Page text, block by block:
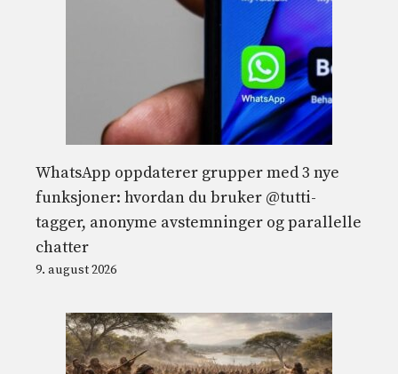
WhatsApp oppdaterer grupper med 3 nye
funksjoner: hvordan du bruker @tutti-
tagger, anonyme avstemninger og parallelle
chatter
9. august 2026